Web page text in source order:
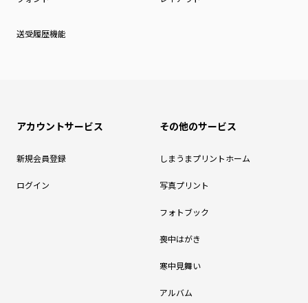
送受履歴機能
アカウントサービス
新規会員登録
ログイン
その他のサービス
しまうまプリントホーム
写真プリント
フォトブック
喪中はがき
寒中見舞い
アルバム